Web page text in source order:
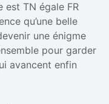
est TN égale FR
qu’une belle
une énigme
pour garder
avancent enfin